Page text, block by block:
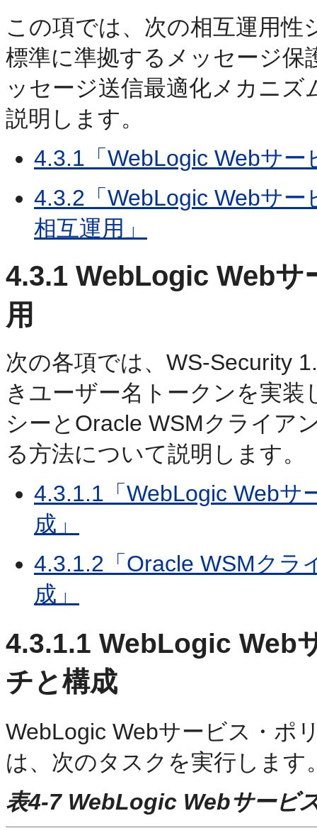
この項では、次の相互運用
標準に準拠するメッセージ
ッセージ送信最適化メカニ
説明します。
4.3.1「WebLogic Webサ
4.3.2「WebLogic Webサ
相互運用」
4.3.1 WebLogic Webサ
用
次の各項では、WS-Security
きユーザー名トークンを実
シーとOracle WSMクライア
る方法について説明します。
4.3.1.1「WebLogic Webサ
成」
4.3.1.2「Oracle WSMクラ
成」
4.3.1.1 WebLogic Web
チと構成
WebLogic Webサービス・ポ
は、次のタスクを実行します
表4-7 WebLogic Webサービ